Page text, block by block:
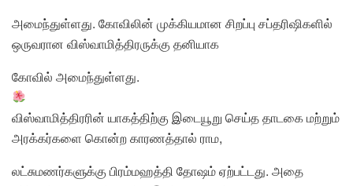
அமைந்துள்ளது. கோவிலின் முக்கியமான சிறப்பு சப்தரிஷிகளில்
ஒருவரான விஸ்வாமித்திரருக்கு தனியாக
கோவில் அமைந்துள்ளது.
விஸ்வாமித்திரரின் யாகத்திற்கு இடையூறு செய்த தாடகை மற்றும்
அரக்கர்களை கொன்ற காரணத்தால் ராம,
லட்சுமணர்களுக்கு பிரம்மஹத்தி தோஷம் ஏற்பட்டது. அதை